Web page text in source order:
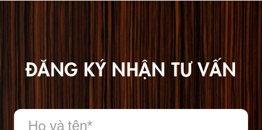
ĐĂNG KÝ NHẬN TƯ VẤN